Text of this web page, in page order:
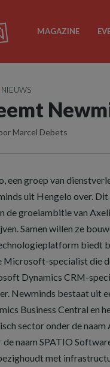
MAGAZINE
NIEUWS
Marcel Debets
een groep van
uit Hengelo over.
de groeiambitie van
Samen willen ze
biedt
Microsoft-specialist die
Dynamics CRM-
Newminds bestaat uit
Business Central en
sector onder de
de naam SPATIO
met